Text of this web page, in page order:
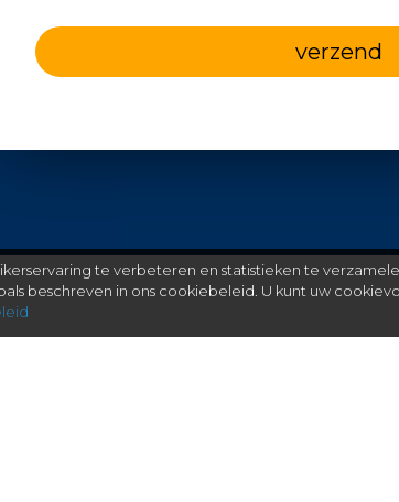
verzend
te verbeteren en statistieken te
beschreven in ons cookiebeleid. U kunt uw